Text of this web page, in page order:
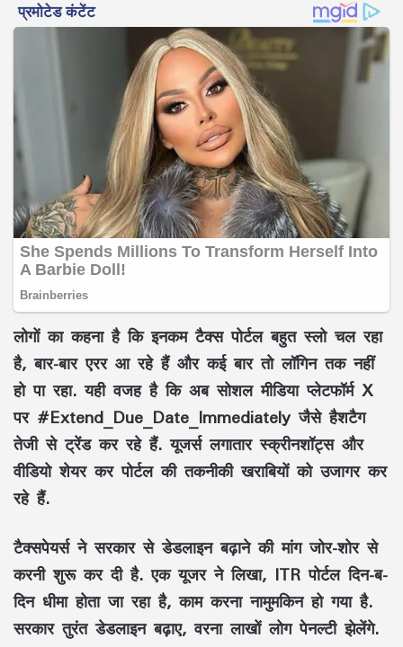
लोगों का कहना है कि इनकम टैक्स पोर्टल बहुत स्लो चल रहा
है, बार-बार एरर आ रहे हैं और कई बार तो लॉगिन तक नहीं
हो पा रहा. यही वजह है कि अब सोशल मीडिया प्लेटफॉर्म X
पर #Extend_Due_Date_Immediately जैसे हैशटैग
तेजी से ट्रेंड कर रहे हैं. यूजर्स लगातार स्क्रीनशॉट्स और
वीडियो शेयर कर पोर्टल की तकनीकी खराबियों को उजागर कर
रहे हैं.
टैक्सपेयर्स ने सरकार से डेडलाइन बढ़ाने की मांग जोर-शोर से
करनी शुरू कर दी है. एक यूजर ने लिखा, ITR पोर्टल दिन-ब-
दिन धीमा होता जा रहा है, काम करना नामुमकिन हो गया है.
सरकार तुरंत डेडलाइन बढ़ाए, वरना लाखों लोग पेनल्टी झेलेंगे.